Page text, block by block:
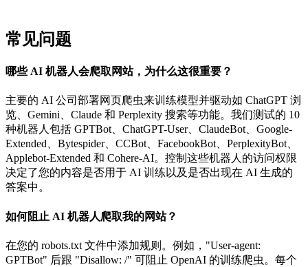
常见问题
哪些 AI 机器人会爬取网站，为什么这很重要？
主要的 AI 公司部署网页爬虫来训练模型并驱动如 ChatGPT 浏
览、Gemini、Claude 和 Perplexity 搜索等功能。我们测试的 10
种机器人包括 GPTBot、ChatGPT-User、ClaudeBot、Google-
Extended、Bytespider、CCBot、FacebookBot、PerplexityBot、
Applebot-Extended 和 Cohere-AI。控制这些机器人的访问权限
决定了您的内容是否用于 AI 训练以及是否出现在 AI 生成的
答案中。
如何阻止 AI 机器人爬取我的网站？
在您的 robots.txt 文件中添加规则。例如，"User-agent:
GPTBot" 后跟 "Disallow: /" 可阻止 OpenAI 的训练爬虫。每个